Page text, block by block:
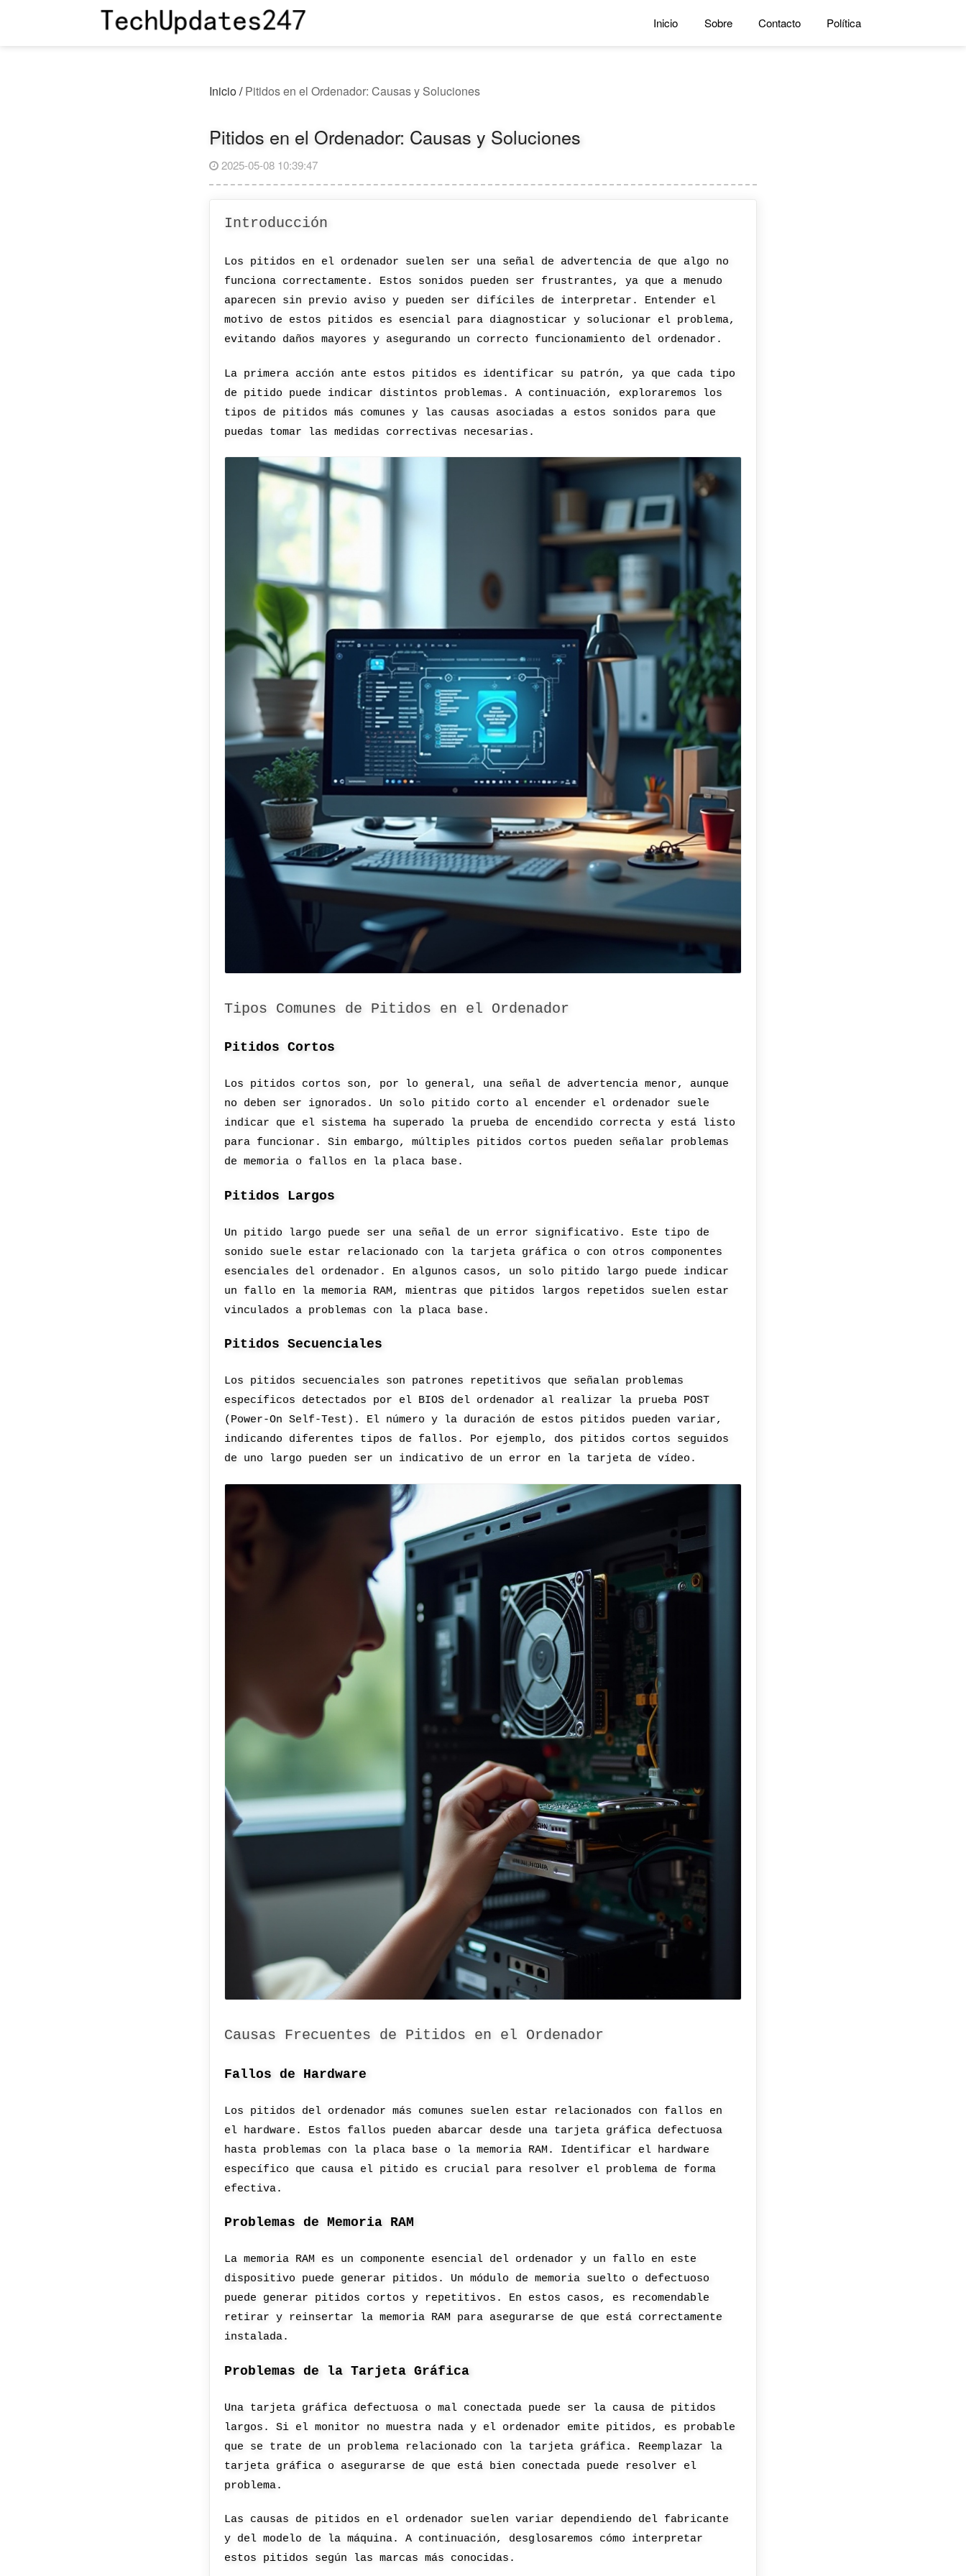
Inicio Sobre Contacto Política
Inicio/Pitidos en el Ordenador: Causas y Soluciones
Pitidos en el Ordenador: Causas y Soluciones
2025-05-08 10:39:47
Introducción
Los pitidos en el ordenador suelen ser una señal de advertencia de que algo no
funciona correctamente. Estos sonidos pueden ser frustrantes, ya que a menudo
aparecen sin previo aviso y pueden ser difíciles de interpretar. Entender el
motivo de estos pitidos es esencial para diagnosticar y solucionar el problema,
evitando daños mayores y asegurando un correcto funcionamiento del ordenador.
La primera acción ante estos pitidos es identificar su patrón, ya que cada tipo
de pitido puede indicar distintos problemas. A continuación, exploraremos los
tipos de pitidos más comunes y las causas asociadas a estos sonidos para que
puedas tomar las medidas correctivas necesarias.
Tipos Comunes de Pitidos en el Ordenador
Pitidos Cortos
Los pitidos cortos son, por lo general, una señal de advertencia menor, aunque
no deben ser ignorados. Un solo pitido corto al encender el ordenador suele
indicar que el sistema ha superado la prueba de encendido correcta y está listo
para funcionar. Sin embargo, múltiples pitidos cortos pueden señalar problemas
de memoria o fallos en la placa base.
Pitidos Largos
Un pitido largo puede ser una señal de un error significativo. Este tipo de
sonido suele estar relacionado con la tarjeta gráfica o con otros componentes
esenciales del ordenador. En algunos casos, un solo pitido largo puede indicar
un fallo en la memoria RAM, mientras que pitidos largos repetidos suelen estar
vinculados a problemas con la placa base.
Pitidos Secuenciales
Los pitidos secuenciales son patrones repetitivos que señalan problemas
específicos detectados por el BIOS del ordenador al realizar la prueba POST
(Power-On Self-Test). El número y la duración de estos pitidos pueden variar,
indicando diferentes tipos de fallos. Por ejemplo, dos pitidos cortos seguidos
de uno largo pueden ser un indicativo de un error en la tarjeta de vídeo.
Causas Frecuentes de Pitidos en el Ordenador
Fallos de Hardware
Los pitidos del ordenador más comunes suelen estar relacionados con fallos en
el hardware. Estos fallos pueden abarcar desde una tarjeta gráfica defectuosa
hasta problemas con la placa base o la memoria RAM. Identificar el hardware
específico que causa el pitido es crucial para resolver el problema de forma
efectiva.
Problemas de Memoria RAM
La memoria RAM es un componente esencial del ordenador y un fallo en este
dispositivo puede generar pitidos. Un módulo de memoria suelto o defectuoso
puede generar pitidos cortos y repetitivos. En estos casos, es recomendable
retirar y reinsertar la memoria RAM para asegurarse de que está correctamente
instalada.
Problemas de la Tarjeta Gráfica
Una tarjeta gráfica defectuosa o mal conectada puede ser la causa de pitidos
largos. Si el monitor no muestra nada y el ordenador emite pitidos, es probable
que se trate de un problema relacionado con la tarjeta gráfica. Reemplazar la
tarjeta gráfica o asegurarse de que está bien conectada puede resolver el
problema.
Las causas de pitidos en el ordenador suelen variar dependiendo del fabricante
y del modelo de la máquina. A continuación, desglosaremos cómo interpretar
estos pitidos según las marcas más conocidas.